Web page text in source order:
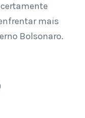
mais
Bolsonaro.